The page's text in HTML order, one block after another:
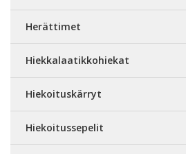
Herättimet
Hiekkalaatikkohiekat
Hiekoituskärryt
Hiekoitussepelit